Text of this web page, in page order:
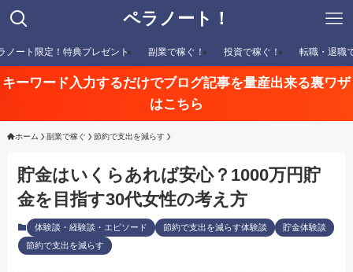
ペラノート！
ノート限定！特典プレゼント 副業で稼ぐ！ 投資で稼ぐ！ 転職・退職
キーワード入力するだけでブログ記事を量産出来る裏ワザ
はこちら
ホーム 副業で稼ぐ 節約で支出を減らす
貯金はいくらあれば安心？1000万円貯
金を目指す30代女性の考え方
体験談・経験談・エピソード 節約で支出を減らす体験談
貯金体験談
節約で支出を減らす